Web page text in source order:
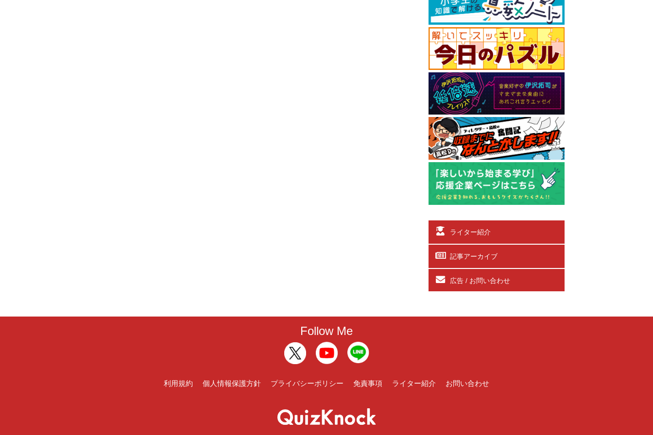
ライター紹介
記事アーカイブ
広告 / お問い合わせ
Follow Me
利用規約 個人情報保護方針 プライバシーポリシー 免責事項 ライター紹介 お問い合わせ